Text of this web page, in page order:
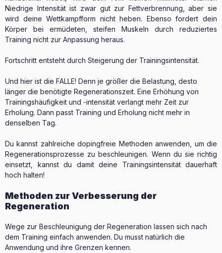
Niedrige Intensität ist zwar gut zur Fettverbrennung, aber sie
wird deine Wettkampfform nicht heben. Ebenso fordert dein
Körper bei ermüdeten, steifen Muskeln durch reduziertes
Training nicht zur Anpassung heraus.
Fortschritt entsteht durch Steigerung der Trainingsintensität.
Und hier ist die FALLE! Denn je größer die Belastung, desto
länger die benötigte Regenerationszeit. Eine Erhöhung von
Trainingshäufigkeit und -intensität verlangt mehr Zeit zur
Erholung. Dann passt Training und Erholung nicht mehr in
denselben Tag.
Du kannst zahlreiche dopingfreie Methoden anwenden, um die
Regenerationsprozesse zu beschleunigen. Wenn du sie richtig
einsetzt, kannst du damit deine Trainingsintensität dauerhaft
hoch halten!
Methoden zur Verbesserung der
Regeneration
Wege zur Beschleunigung der Regeneration lassen sich nach
dem Training einfach anwenden. Du musst natürlich die
Anwendung und ihre Grenzen kennen.